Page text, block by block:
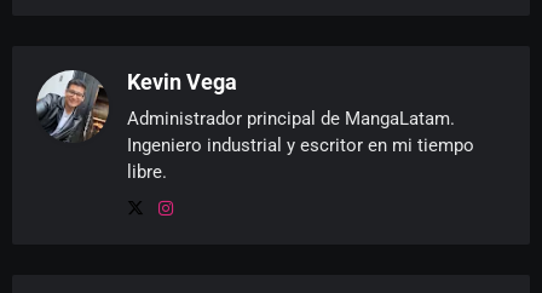
Kevin Vega
Administrador principal de MangaLatam.
Ingeniero industrial y escritor en mi tiempo
libre.